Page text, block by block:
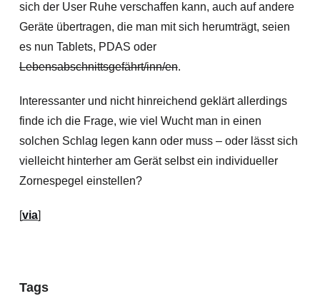
sich der User Ruhe verschaffen kann, auch auf andere
Geräte übertragen, die man mit sich herumträgt, seien
es nun Tablets, PDAS oder
Lebensabschnittsgefährt/inn/en.
Interessanter und nicht hinreichend geklärt allerdings
finde ich die Frage, wie viel Wucht man in einen
solchen Schlag legen kann oder muss – oder lässt sich
vielleicht hinterher am Gerät selbst ein individueller
Zornespegel einstellen?
[via]
Tags